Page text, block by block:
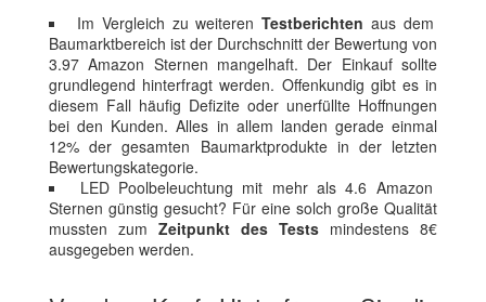
Im Vergleich zu weiterenTestberichten aus dem
Baumarktbereich ist der Durchschnitt der Bewertung von
3.97 Amazon Sternen mangelhaft. Der Einkauf sollte
grundlegend hinterfragt werden. Offenkundig gibt es in
diesem Fall häufig Defizite oder unerfüllte Hoffnungen
bei den Kunden. Alles in allem landen gerade einmal
12% der gesamten Baumarktprodukte in der letzten
Bewertungskategorie.
LED Poolbeleuchtung mit mehr als 4.6 Amazon
Sternen günstig gesucht? Für eine solch große Qualität
mussten zum Zeitpunkt des Tests mindestens 8€
ausgegeben werden.